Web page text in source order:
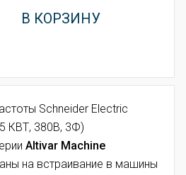
В КОРЗИНУ
Schneider Electric
КВТ, 380В, 3Ф)
Altivar Machinе
на встраивание в машины